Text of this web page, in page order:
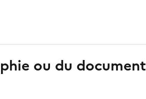
ou du document